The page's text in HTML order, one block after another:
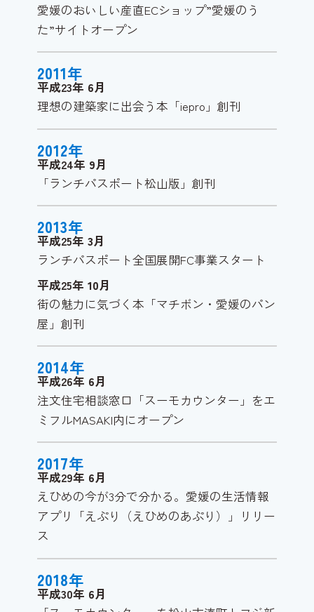
愛媛のおいしい産直ECショップ”愛媛のう
た”サイトオープン
2011年
平成23年 6月
理想の建築家に出会う本「iepro」創刊
2012年
平成24年 9月
「ランチパスポート松山版」創刊
2013年
平成25年 3月
ランチパスポート全国展開FC事業スタート
平成25年 10月
街の魅力に気づく本「マチボン・愛媛のパン
屋」創刊
2014年
平成26年 6月
注文住宅相談窓口「スーモカウンター」をエ
ミフルMASAKI内にオープン
2017年
平成29年 6月
えひめの今が3分で分かる。愛媛の生活情報
アプリ「えぷり（えひめのあぷり）」リリー
ス
2018年
平成30年 6月